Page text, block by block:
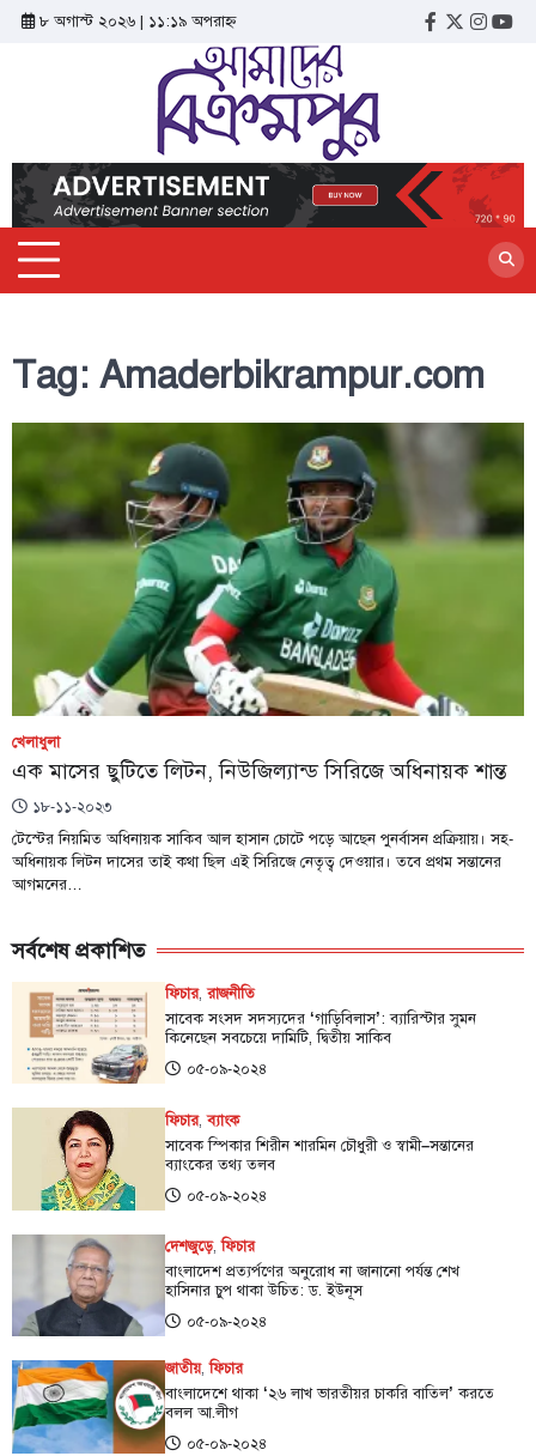
৮ অগাস্ট ২০২৬ | ১১:১৯ অপরাহ্ন
Tag: Amaderbikrampur.com
খেলাধুলা
এক মাসের ছুটিতে লিটন, নিউজিল্যান্ড সিরিজে অধিনায়ক শান্ত
১৮-১১-২০২৩
টেস্টের নিয়মিত অধিনায়ক সাকিব আল হাসান চোটে পড়ে আছেন পুনর্বাসন প্রক্রিয়ায়। সহ-
অধিনায়ক লিটন দাসের তাই কথা ছিল এই সিরিজে নেতৃত্ব দেওয়ার। তবে প্রথম সন্তানের
আগমনের…
সর্বশেষ প্রকাশিত
ফিচার,রাজনীতি
সাবেক সংসদ সদস্যদের ‘গাড়িবিলাস’: ব্যারিস্টার সুমন
কিনেছেন সবচেয়ে দামিটি, দ্বিতীয় সাকিব
০৫-০৯-২০২৪
ফিচার,ব্যাংক
সাবেক স্পিকার শিরীন শারমিন চৌধুরী ও স্বামী–সন্তানের
ব্যাংকের তথ্য তলব
০৫-০৯-২০২৪
দেশজুড়ে,ফিচার
বাংলাদেশ প্রত্যর্পণের অনুরোধ না জানানো পর্যন্ত শেখ
হাসিনার চুপ থাকা উচিত: ড. ইউনূস
০৫-০৯-২০২৪
জাতীয়,ফিচার
বাংলাদেশে থাকা ‌‘২৬ লাখ ভারতীয়র চাকরি বাতিল’ করতে
বলল আ.লীগ
০৫-০৯-২০২৪